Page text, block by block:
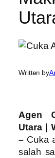
Written by
Agen
Utara |
– Cuka
salah